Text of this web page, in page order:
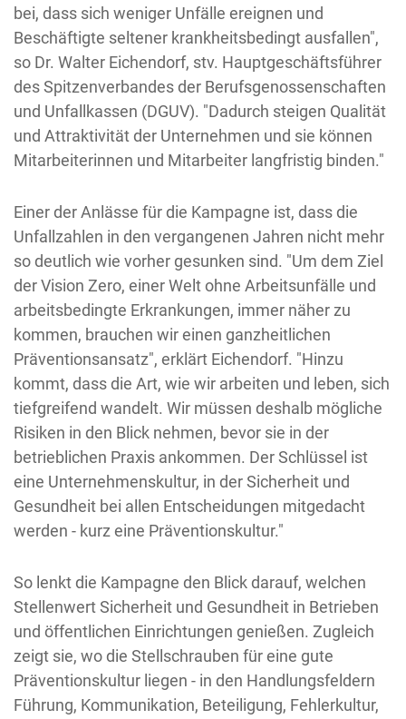
bei, dass sich weniger Unfälle ereignen und
Beschäftigte seltener krankheitsbedingt ausfallen",
so Dr. Walter Eichendorf, stv. Hauptgeschäftsführer
des Spitzenverbandes der Berufsgenossenschaften
und Unfallkassen (DGUV). "Dadurch steigen Qualität
und Attraktivität der Unternehmen und sie können
Mitarbeiterinnen und Mitarbeiter langfristig binden."
Einer der Anlässe für die Kampagne ist, dass die
Unfallzahlen in den vergangenen Jahren nicht mehr
so deutlich wie vorher gesunken sind. "Um dem Ziel
der Vision Zero, einer Welt ohne Arbeitsunfälle und
arbeitsbedingte Erkrankungen, immer näher zu
kommen, brauchen wir einen ganzheitlichen
Präventionsansatz", erklärt Eichendorf. "Hinzu
kommt, dass die Art, wie wir arbeiten und leben, sich
tiefgreifend wandelt. Wir müssen deshalb mögliche
Risiken in den Blick nehmen, bevor sie in der
betrieblichen Praxis ankommen. Der Schlüssel ist
eine Unternehmenskultur, in der Sicherheit und
Gesundheit bei allen Entscheidungen mitgedacht
werden - kurz eine Präventionskultur."
So lenkt die Kampagne den Blick darauf, welchen
Stellenwert Sicherheit und Gesundheit in Betrieben
und öffentlichen Einrichtungen genießen. Zugleich
zeigt sie, wo die Stellschrauben für eine gute
Präventionskultur liegen - in den Handlungsfeldern
Führung, Kommunikation, Beteiligung, Fehlerkultur,